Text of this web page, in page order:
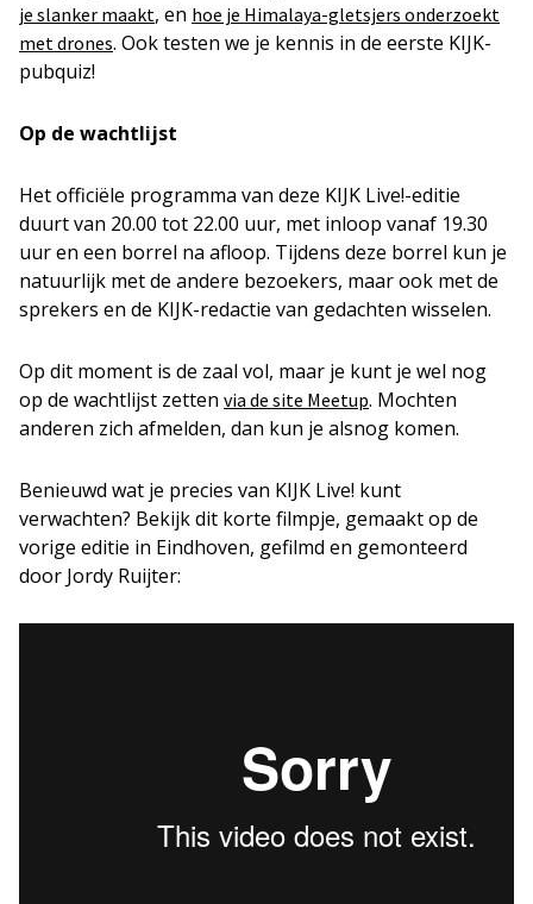
je slanker maakt, en hoe je Himalaya-gletsjers onderzoekt
met drones. Ook testen we je kennis in de eerste KIJK-
pubquiz!
Op de wachtlijst
Het officiële programma van deze KIJK Live!-editie
duurt van 20.00 tot 22.00 uur, met inloop vanaf 19.30
uur en een borrel na afloop. Tijdens deze borrel kun je
natuurlijk met de andere bezoekers, maar ook met de
sprekers en de KIJK-redactie van gedachten wisselen.
Op dit moment is de zaal vol, maar je kunt je wel nog
op de wachtlijst zetten via de site Meetup. Mochten
anderen zich afmelden, dan kun je alsnog komen.
Benieuwd wat je precies van KIJK Live! kunt
verwachten? Bekijk dit korte filmpje, gemaakt op de
vorige editie in Eindhoven, gefilmd en gemonteerd
door Jordy Ruijter: